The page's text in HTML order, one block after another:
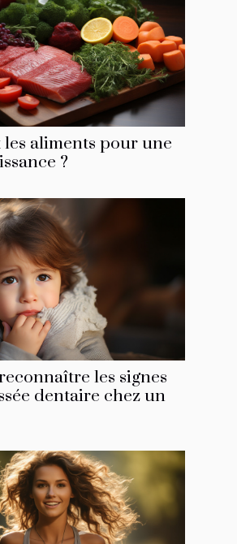
les aliments pour une
?
les signes
dentaire chez un